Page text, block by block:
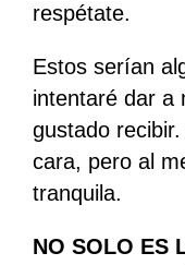
respétate.
Estos serían
intentaré dar a
gustado
cara, pero al
tranquila.
NO SOLO ES